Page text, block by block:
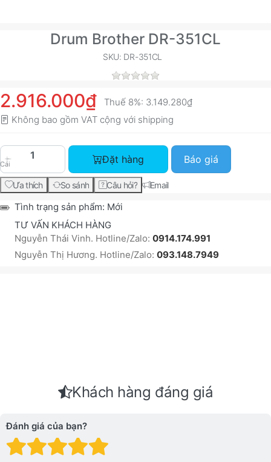
Drum Brother DR-351CL
SKU: DR-351CL
2.916.000₫ Thuế 8%: 3.149.280₫
Không bao gồm VAT cộng với shipping
Cái
Drum Brother DR-351CL với giá 2.916.000₫, số
Đặt hàng Báo giá
Ưa thích So sánh Câu hỏi? Email
Tình trạng sản phẩm: Mới
TƯ VẤN KHÁCH HÀNG
Nguyễn Thái Vinh. Hotline/Zalo: 0914.174.991
Nguyễn Thị Hương. Hotline/Zalo: 093.148.7949
Khách hàng đáng giá
Đánh giá của bạn?
Đánh giá: 4 trên 5
Đánh giá: 3 trên 5 sao.
Đánh giá: 2 trên 5 sao.
Đánh giá: 1 trên 5 sao. Xấu